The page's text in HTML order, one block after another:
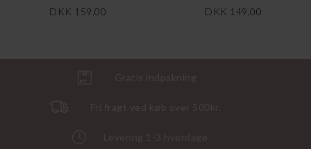
DKK 159,00
DKK 149,00
Gratis indpakning
Fri fragt ved køb over 500kr.
Levering 1-3 hverdage